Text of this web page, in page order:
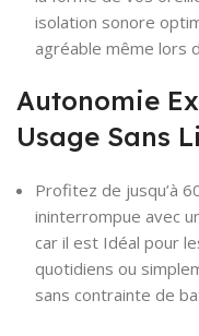
isolation sonore
agréable même lors
Autonomie
Usage Sans
Profitez de jusqu’à
ininterrompue avec
car il est Idéal pour
quotidiens ou
sans contrainte de